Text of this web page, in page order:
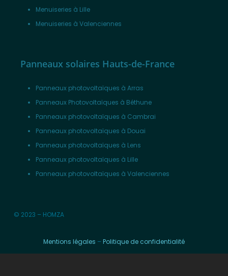
Menuiseries à Lille
Menuiseries à Valenciennes
Panneaux solaires Hauts-de-France
Panneaux photovoltaïques à Arras
Panneaux Photovoltaïques à Béthune
Panneaux photovoltaïques à Cambrai
Panneaux photovoltaïques à Douai
Panneaux photovoltaïques à Lens
Panneaux photovoltaïques à Lille
Panneaux photovoltaïques à Valenciennes
© 2023 – HOMZA
Mentions légales – Politique de confidentialité